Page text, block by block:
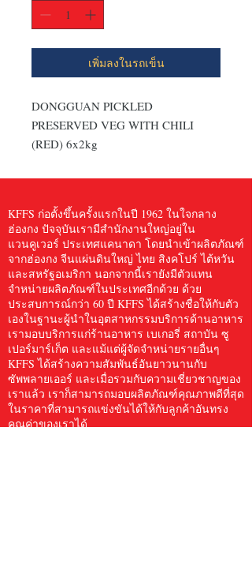
เพิ่มลงในรถเข็น
DONGGUAN PICKLED
PRESERVED VEG WITH CHILI
(RED) 6x2kg
KFFS ก่อตั้งขึ้นครั้งแรกในปี 1962 ในใจกลาง
ฮ่องกง ปัจจุบันเรามีสำนักงานใหญ่อยู่ใน
แวนคูเวอร์ ประเทศแคนาดา โดยนำเข้าผลิตภัณฑ์
จากฮ่องกง จีนแผ่นดินใหญ่ ไทย สิงคโปร์ ไต้หวัน
และสหรัฐอเมริกา นอกจากนี้เรายังมีตัวแทน
จำหน่ายผลิตภัณฑ์ในประเทศอีกด้วย ด้วย
ประสบการณ์กว่า 60 ปี KFFS ได้สร้างชื่อให้กับตัว
เองในฐานะผู้นำในอุตสาหกรรมบริการด้านอาหาร
เรามอบบริการแก่ร้านอาหาร เบเกอรี่ สถาบัน ซู
เปอร์มาร์เก็ต และแม้แต่ผู้จัดจำหน่ายรายอื่นๆ
KFFS ได้สร้างความสัมพันธ์อันยาวนานกับ
ซัพพลายเออร์ และเมื่อรวมกับความเชี่ยวชาญของ
เราแล้ว เราก็สามารถมอบผลิตภัณฑ์คุณภาพดีที่สุด
ในราคาที่สามารถแข่งขันได้ให้กับลูกค้าอันทรง
คุณค่าของเราได้